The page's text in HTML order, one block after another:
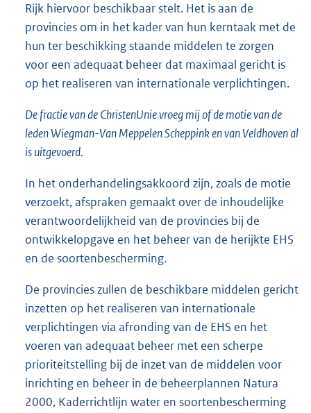
Rijk hiervoor beschikbaar stelt. Het is aan de
provincies om in het kader van hun kerntaak met de
hun ter beschikking staande middelen te zorgen
voor een adequaat beheer dat maximaal gericht is
op het realiseren van internationale verplichtingen.
De fractie van de ChristenUnie vroeg mij of de motie van de
leden Wiegman-Van Meppelen Scheppink en van Veldhoven al
is uitgevoerd.
In het onderhandelingsakkoord zijn, zoals de motie
verzoekt, afspraken gemaakt over de inhoudelijke
verantwoordelijkheid van de provincies bij de
ontwikkelopgave en het beheer van de herijkte EHS
en de soortenbescherming.
De provincies zullen de beschikbare middelen gericht
inzetten op het realiseren van internationale
verplichtingen via afronding van de EHS en het
voeren van adequaat beheer met een scherpe
prioriteitstelling bij de inzet van de middelen voor
inrichting en beheer in de beheerplannen Natura
2000, Kaderrichtlijn water en soortenbescherming